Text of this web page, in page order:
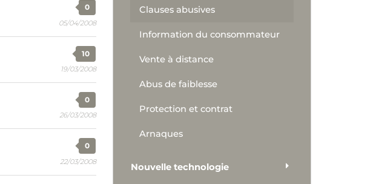
0
05/04/2008
10
19/03/2008
0
26/03/2008
0
22/03/2008
Clauses abusives
Information du consommateur
Vente à distance
Abus de faiblesse
Protection et contrat
Arnaques
Nouvelle technologie